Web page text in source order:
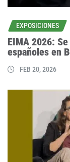
EXPOSICIONES
EIMA 2026:
españoles en
FEB 20, 2026